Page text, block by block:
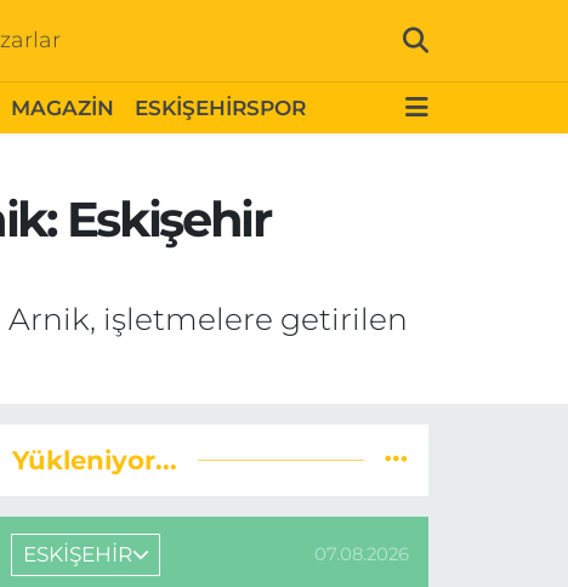
MAGAZİN ESKİŞEHİRSPOR
Eskişehir
Arnik, işletmelere getirilen
Yükleniyor...
ESKİŞEHİR 07.08.2026